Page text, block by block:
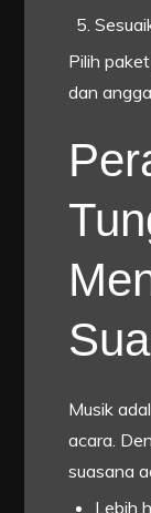
Pilih
dan
Musik
acara.
suasana
Lebih